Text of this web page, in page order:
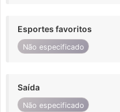
Esportes favoritos
Não especificado
Saída
Não especificado